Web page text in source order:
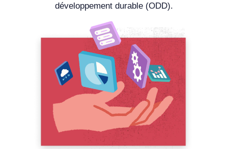
développement durable (ODD).